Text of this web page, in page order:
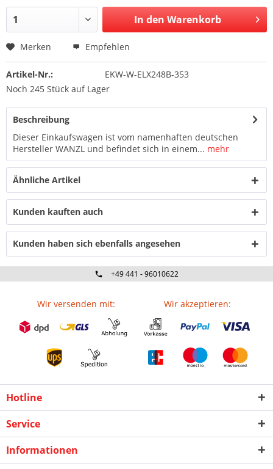
In den Warenkorb
Merken Empfehlen
Artikel-Nr.:
EKW-W-ELX248B-353
Noch 245 Stück auf Lager
Beschreibung
Dieser Einkaufswagen ist vom namenhaften deutschen
Hersteller WANZL und befindet sich in einem... mehr
Ähnliche Artikel
Kunden kauften auch
Kunden haben sich ebenfalls angesehen
+49 441 - 96010622
Wir versenden mit: Wir akzeptieren:
Hotline
Service
Informationen